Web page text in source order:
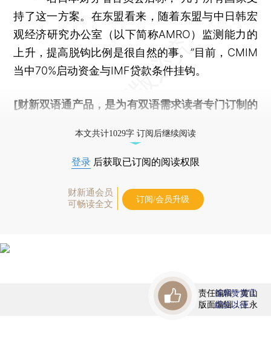
持了这一方案。在东盟看来，随着东盟与中日韩宏
观经济研究办公室（以下简称AMRO）监测能力的
上升，提高脱钩比例是很自然的事。”目前，CMIM
当中70%启动资金与IMF贷款条件挂钩。
[财新双语通产品，是为有双语需求读者专门订制的
本文共计1029字 订阅后继续阅读
登录 后获取已订阅的阅读权限
财新通会员
可畅读全文
订阅/会员升级
责任编辑：黄山
版面编辑：王永
首席赞赏官
虚位以待